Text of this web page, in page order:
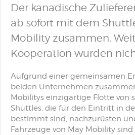
Der kanadische
ab sofort mit dem
Mobility zusammen.
Kooperation wurden
Aufgrund einer gemeinsamen
beiden Unternehmen
Mobilitys einzigartige Flotte von
Shuttles, die für den Eintritt in
bestimmt sind, nachzurüsten
Fahrzeuge von May Mobility